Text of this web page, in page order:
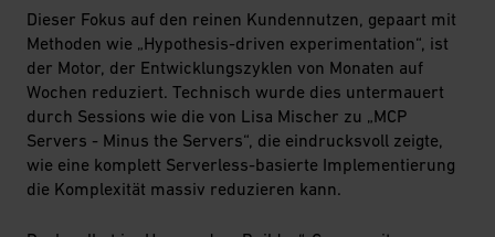
Dieser Fokus auf den reinen Kundennutzen, gepaart mit
Methoden wie „Hypothesis-driven experimentation“, ist
der Motor, der Entwicklungszyklen von Monaten auf
Wochen reduziert. Technisch wurde dies untermauert
durch Sessions wie die von Lisa Mischer zu „MCP
Servers - Minus the Servers“, die eindrucksvoll zeigte,
wie eine komplett Serverless-basierte Implementierung
die Komplexität massiv reduzieren kann.